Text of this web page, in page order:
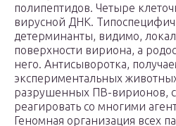
полипептидов. Четыре
вирусной ДНК.
детерминанты, видимо,
поверхности вириона, а
него. Антисыворотка,
экспериментальных
разрушенных ПВ-вирионов,
реагировать со многими
Геномная организация всех